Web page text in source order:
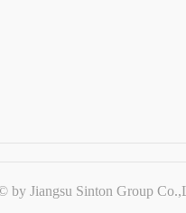
by Jiangsu Sinton Group